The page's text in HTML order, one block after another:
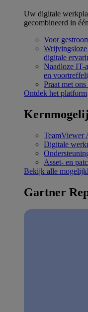
Uw digitale
gecombineerd in
Voor
digitale
Naadloze IT-
en
Praat met ons
Ontdek het platform
TeamViewer
Digitale
Asset- en
Bekijk alle
Gartner